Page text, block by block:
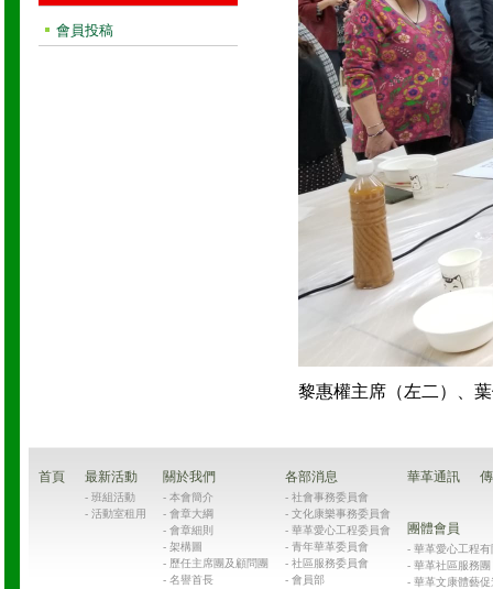
會員投稿
黎惠權主席（左二）、
首頁 最新活動
- 班組活動
- 活動室租用
關於我們
- 本會簡介
- 會章大綱
- 會章細則
- 架構圖
- 歷任主席團及顧問團
- 名譽首長
各部消息
- 社會事務委員會
- 文化康樂事務委員會
- 華革愛心工程委員會
- 青年華革委員會
- 社區服務委員會
- 會員部
華革通訊
團體會員
- 華革愛心工程
- 華革社區服務
- 華革文康體藝促